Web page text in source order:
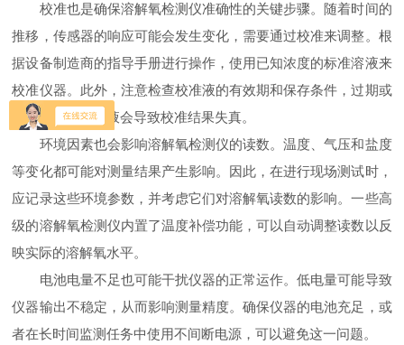
校准也是确保溶解氧检测仪准确性的关键步骤。随着时间的
推移，传感器的响应可能会发生变化，需要通过校准来调整。根
据设备制造商的指导手册进行操作，使用已知浓度的标准溶液来
校准仪器。此外，注意检查校准液的有效期和保存条件，过期或
不当保存的校准液会导致校准结果失真。
环境因素也会影响溶解氧检测仪的读数。温度、气压和盐度
等变化都可能对测量结果产生影响。因此，在进行现场测试时，
应记录这些环境参数，并考虑它们对溶解氧读数的影响。一些高
级的溶解氧检测仪内置了温度补偿功能，可以自动调整读数以反
映实际的溶解氧水平。
电池电量不足也可能干扰仪器的正常运作。低电量可能导致
仪器输出不稳定，从而影响测量精度。确保仪器的电池充足，或
者在长时间监测任务中使用不间断电源，可以避免这一问题。